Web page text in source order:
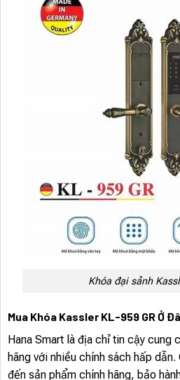
Khóa đại sảnh
Mua Khóa Kassler KL-959 GR Ở
Hana Smart là địa chỉ tin cậy cung
hãng với nhiều chính sách hấp
đến sản phẩm chính hãng, bảo